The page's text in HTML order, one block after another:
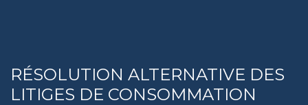
RÉSOLUTION ALTERNATIVE DES
LITIGES DE CONSOMMATION